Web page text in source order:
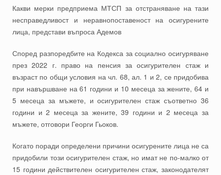
Какви мерки предприема МТСП за отстраняване на тази
несправедливост и неравнопоставеност на осигурените
лица, представи въпроса Адемов
Според разпоредбите на Кодекса за социално осигуряване
през 2022 г. право на пенсия за осигурителен стаж и
възраст по общи условия на чл. 68, ал. 1 и 2, се придобива
при навършване на 61 години и 10 месеца за жените, 64 и
5 месеца за мъжете, и осигурителен стаж съответно 36
години и 2 месеца за жените, 39 години и 2 месеца за
мъжете, отговори Георги Гьоков.
Когато поради определени причини осигурените лица не са
придобили този осигурителен стаж, но имат не по-малко от
15 години действителен осигурителен стаж, законодателят